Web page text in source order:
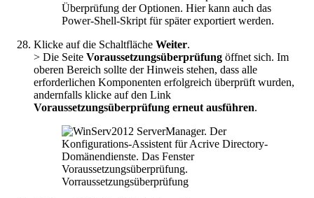
Überprüfung der Optionen. Hier kann auch das
Power-Shell-Skript für später exportiert werden.
Klicke auf die Schaltfläche Weiter.
> Die Seite Voraussetzungsüberprüfung öffnet sich. Im
oberen Bereich sollte der Hinweis stehen, dass alle
erforderlichen Komponenten erfolgreich überprüft wurden,
andernfalls klicke auf den Link
Voraussetzungsüberprüfung erneut ausführen.
Vorraussetzungsüberprüfung